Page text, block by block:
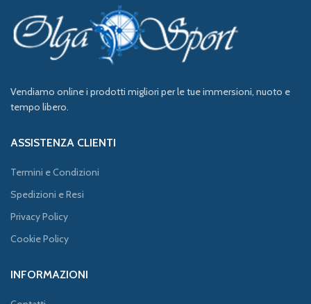
Vendiamo online i prodotti migliori per le tue immersioni, nuoto e
tempo libero.
ASSISTENZA CLIENTI
Termini e Condizioni
Spedizioni e Resi
Privacy Policy
Cookie Policy
INFORMAZIONI